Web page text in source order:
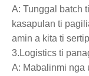
A: Tunggal batch
kasapulan ti
amin a kita ti
3.Logistics ti
A: Mabalinmi nga